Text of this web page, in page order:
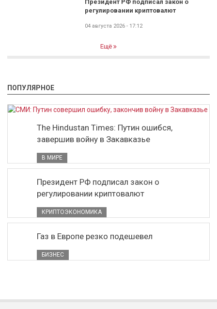
Президент РФ подписал закон о
регулировании криптовалют
04 августа 2026 - 17:12
Ещё
ПОПУЛЯРНОЕ
The Hindustan Times: Путин ошибся,
завершив войну в Закавказье
В МИРЕ
Президент РФ подписал закон о
регулировании криптовалют
КРИПТОЭКОНОМИКА
Газ в Европе резко подешевел
БИЗНЕС